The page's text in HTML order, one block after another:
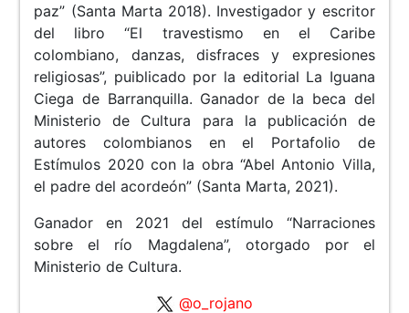
paz” (Santa Marta 2018). Investigador y escritor
del libro “El travestismo en el Caribe
colombiano, danzas, disfraces y expresiones
religiosas”, puiblicado por la editorial La Iguana
Ciega de Barranquilla. Ganador de la beca del
Ministerio de Cultura para la publicación de
autores colombianos en el Portafolio de
Estímulos 2020 con la obra “Abel Antonio Villa,
el padre del acordeón” (Santa Marta, 2021).
Ganador en 2021 del estímulo “Narraciones
sobre el río Magdalena”, otorgado por el
Ministerio de Cultura.
@o_rojano